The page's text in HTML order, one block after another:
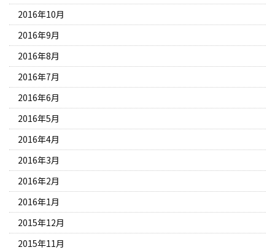
2016年10月
2016年9月
2016年8月
2016年7月
2016年6月
2016年5月
2016年4月
2016年3月
2016年2月
2016年1月
2015年12月
2015年11月